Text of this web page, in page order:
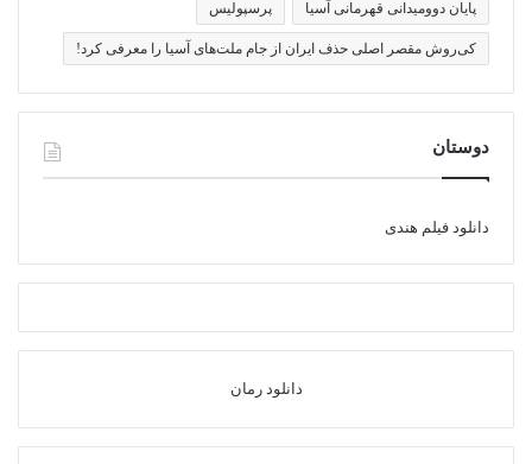
پایان دوومیدانی قهرمانی آسیا پرسپولیس
کی‌روش مقصر اصلی حذف ایران از جام ملت‌های آسیا را معرفی کرد!
دوستان
دانلود فیلم هندی
دانلود رمان